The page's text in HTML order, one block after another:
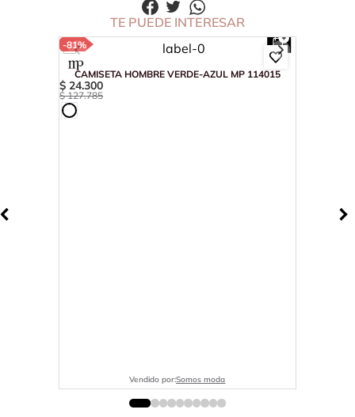
TE PUEDE INTERESAR
-81%
CAMISETA HOMBRE VERDE-AZUL MP 114015
$ 24.300
$ 127.785
Vendido por:Somos moda